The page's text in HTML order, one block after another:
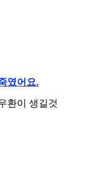
였어요.
환이 생길것